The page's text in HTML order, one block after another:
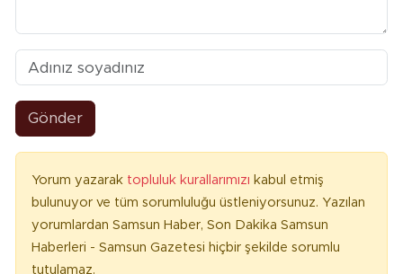
Gönder
Yorum yazarak topluluk kurallarımızı kabul etmiş
bulunuyor ve tüm sorumluluğu üstleniyorsunuz. Yazılan
yorumlardan Samsun Haber, Son Dakika Samsun
Haberleri - Samsun Gazetesi hiçbir şekilde sorumlu
tutulamaz.